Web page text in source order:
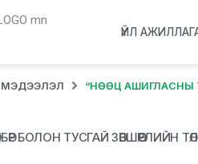
ҮЙЛ
“НӨӨЦ АШИГЛАСНЫ
БОЛОН ТУСГАЙ